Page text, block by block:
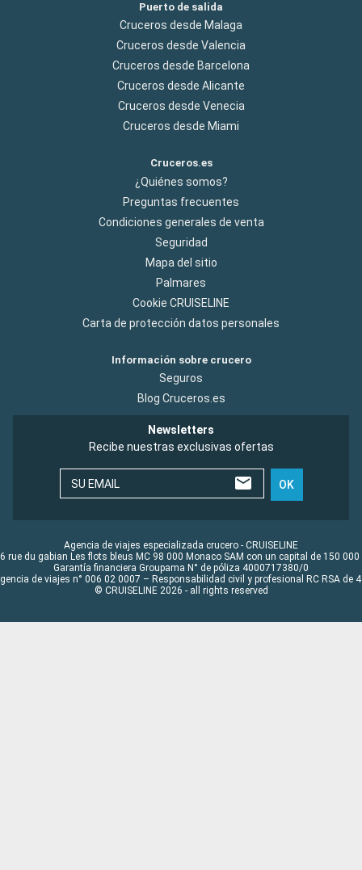
Puerto de salida
Cruceros desde Malaga
Cruceros desde Valencia
Cruceros desde Barcelona
Cruceros desde Alicante
Cruceros desde Venecia
Cruceros desde Miami
Cruceros.es
¿Quiénes somos?
Preguntas frecuentes
Condiciones generales de venta
Seguridad
Mapa del sitio
Palmares
Cookie CRUISELINE
Carta de protección datos personales
Información sobre crucero
Seguros
Blog Cruceros.es
Newsletters
Recibe nuestras exclusivas ofertas
SU EMAIL OK
Agencia de viajes especializada crucero - CRUISELINE
rue du gabian Les flots bleus MC 98 000 Monaco SAM con un capital de 150 000
Garantía financiera Groupama N° de póliza 4000717380/0
de viajes n° 006 02 0007 – Responsabilidad civil y profesional RC RSA de
© CRUISELINE 2026 - all rights reserved